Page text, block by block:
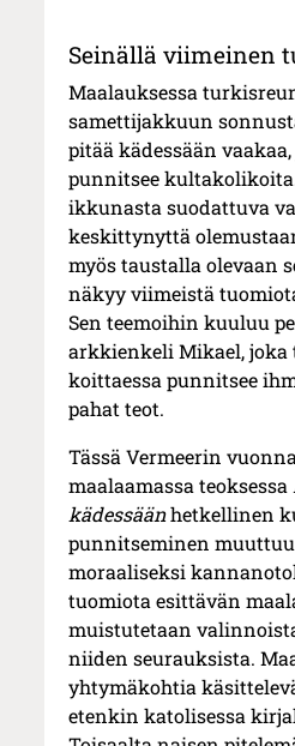
Seinällä viimeinen
Maalauksessa
samettijakkuun
pitää kädessään
punnitsee
ikkunasta suodattuva
keskittynyttä
myös taustalla olevaan
näkyy viimeistä
Sen teemoihin kuuluu
arkkienkeli Mikael, joka
koittaessa punnitsee
pahat teot.
Tässä Vermeerin
maalaamassa teoksessa
kädessäänhetkellinen
punnitseminen
moraaliseksi
tuomiota esittävän
muistutetaan
niiden seurauksista.
yhtymäkohtia
etenkin katolisessa